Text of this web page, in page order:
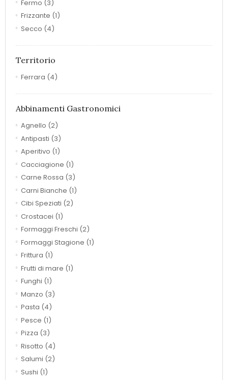
Fermo (3)
Frizzante (1)
Secco (4)
Territorio
Ferrara (4)
Abbinamenti Gastronomici
Agnello (2)
Antipasti (3)
Aperitivo (1)
Cacciagione (1)
Carne Rossa (3)
Carni Bianche (1)
Cibi Speziati (2)
Crostacei (1)
Formaggi Freschi (2)
Formaggi Stagione (1)
Frittura (1)
Frutti di mare (1)
Funghi (1)
Manzo (3)
Pasta (4)
Pesce (1)
Pizza (3)
Risotto (4)
Salumi (2)
Sushi (1)